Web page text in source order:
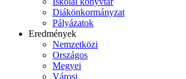
Diákönkormányzat
Pályázatok
Eredmények
Nemzetközi
Országos
Megyei
Városi